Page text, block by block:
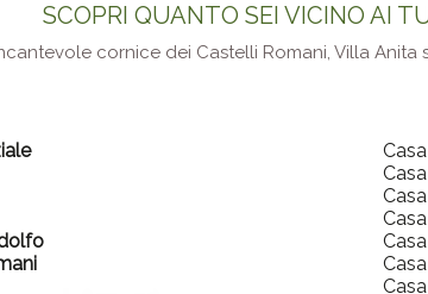
SCOPRI QUANTO SEI VICINO AI
cornice dei Castelli Romani, Villa Anita